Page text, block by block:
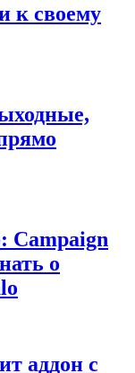
к своему
Campaign
о
аддон с